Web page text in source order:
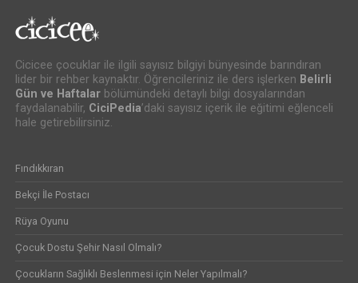
Cicicee çocuklar ile ilgili sayısız bilgiyi bünyesinde barındıran
lider bir rehber kaynaktır. Öğrencileriniz ile ders işlerken Belirli
Gün ve Haftalarbölümündeki detaylı bilgi dosyalarından
faydalanabilir, CiciPedia’daki sayısız içerik ile eğitimi eğlenceli
hale getirebilirsiniz.
Fındıkkıran
Bekçi İle Postacı
Rüya Oyunu
Çocuk Dostu Şehir Nasıl Olmalı?
Çocukların Sağlıklı Beslenmesi için Neler Yapılmalı?